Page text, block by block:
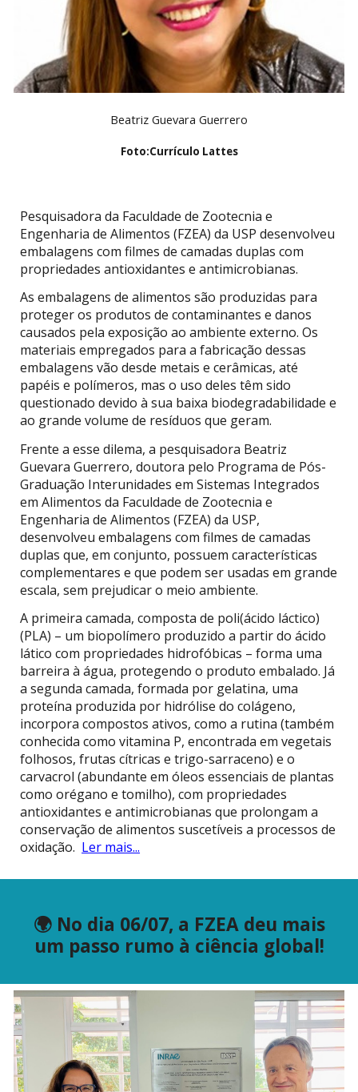
Beatriz Guevara Guerrero
Foto:Currículo Lattes
Pesquisadora da Faculdade de Zootecnia e
Engenharia de Alimentos (FZEA) da USP desenvolveu
embalagens com filmes de camadas duplas com
propriedades antioxidantes e antimicrobianas.
As embalagens de alimentos são produzidas para
proteger os produtos de contaminantes e danos
causados pela exposição ao ambiente externo. Os
materiais empregados para a fabricação dessas
embalagens vão desde metais e cerâmicas, até
papéis e polímeros, mas o uso deles têm sido
questionado devido à sua baixa biodegradabilidade e
ao grande volume de resíduos que geram.
Frente a esse dilema, a pesquisadora Beatriz
Guevara Guerrero, doutora pelo Programa de Pós-
Graduação Interunidades em Sistemas Integrados
em Alimentos da Faculdade de Zootecnia e
Engenharia de Alimentos (FZEA) da USP,
desenvolveu embalagens com filmes de camadas
duplas que, em conjunto, possuem características
complementares e que podem ser usadas em grande
escala, sem prejudicar o meio ambiente.
A primeira camada, composta de poli(ácido láctico)
(PLA) – um biopolímero produzido a partir do ácido
lático com propriedades hidrofóbicas – forma uma
barreira à água, protegendo o produto embalado. Já
a segunda camada, formada por gelatina, uma
proteína produzida por hidrólise do colágeno,
incorpora compostos ativos, como a rutina (também
conhecida como vitamina P, encontrada em vegetais
folhosos, frutas cítricas e trigo-sarraceno) e o
carvacrol (abundante em óleos essenciais de plantas
como orégano e tomilho), com propriedades
antioxidantes e antimicrobianas que prolongam a
conservação de alimentos suscetíveis a processos de
oxidação. Ler mais...
🌍 No dia 06/07, a FZEA deu mais
um passo rumo à ciência global!